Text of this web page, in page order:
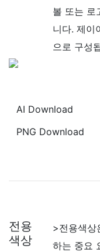
볼 또는 로
니다. 제이
으로 구성
AI Download
PNG Download
전용
색상
>전용색상
하는 중요